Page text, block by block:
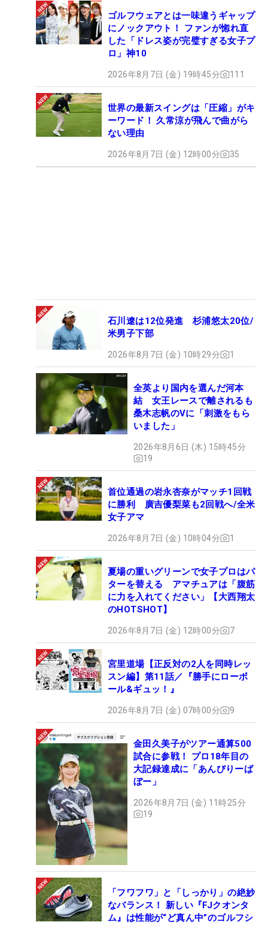
ゴルフウェアとは一味違うギャップ
にノックアウト！ ファンが惚れ直
した「ドレス姿が完璧すぎる女子プ
ロ」神10
2026年8月7日 (金) 19時45分 111
世界の最新スイングは「圧縮」がキ
ーワード！ 久常涼が飛んで曲がら
ない理由
2026年8月7日 (金) 12時00分 35
石川遼は12位発進 杉浦悠太20位/
米男子下部
2026年8月7日 (金) 10時29分 1
全英より国内を選んだ河本
結 女王レースで離されるも
桑木志帆のVに「刺激をもら
いました」
2026年8月6日 (木) 15時45分
19
首位通過の岩永杏奈がマッチ1回戦
に勝利 廣吉優梨菜も2回戦へ/全米
女子アマ
2026年8月7日 (金) 10時04分 1
夏場の重いグリーンで女子プロはパ
ターを替える アマチュアは「腹筋
に力を入れてください」【大西翔太
のHOTSHOT】
2026年8月7日 (金) 12時00分 7
宮里道場【正反対の2人を同時レッ
スン編】第11話／『勝手にローボ
ール&ギュッ！』
2026年8月7日 (金) 07時00分 9
金田久美子がツアー通算500
試合に参戦！ プロ18年目の
大記録達成に「あんびりーば
ぼー」
2026年8月7日 (金) 11時25分
19
「フワフワ」と「しっかり」の絶妙
なバランス！ 新しい『FJクオンタ
ム』は性能が“ど真ん中”のゴルフシ